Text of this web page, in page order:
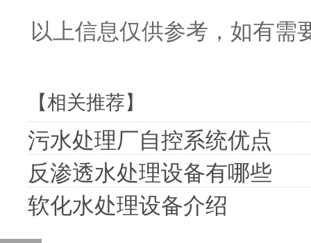
以上信息仅供参考，如有需
【相关推荐】
污水处理厂自控系统优点
反渗透水处理设备有哪些
软化水处理设备介绍